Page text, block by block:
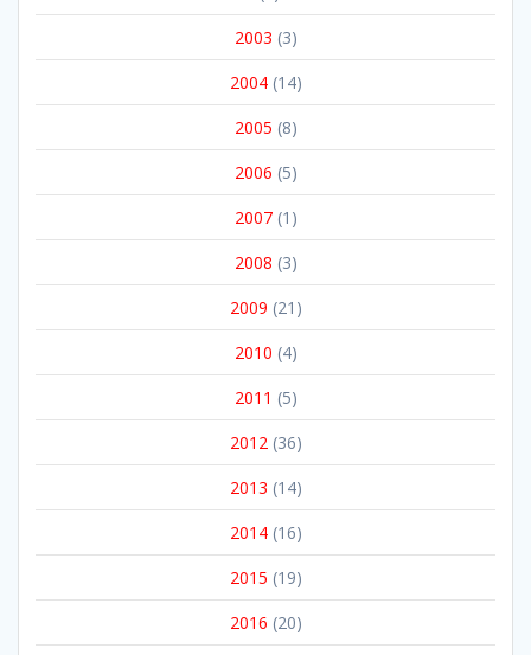
2017(14)
2018(14)
2019(10)
2020(3)
2021(5)
2022(9)
2023(5)
2024(7)
2025(20)
2026(6)
Archiv(262)
Blog(262)